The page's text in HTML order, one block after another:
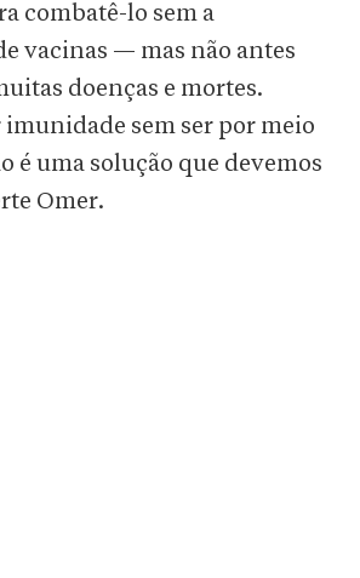
combatê-lo sem a
vacinas — mas não antes
doenças e mortes.
imunidade sem ser por meio
é uma solução que devemos
Omer.